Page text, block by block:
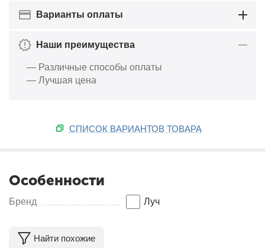
Варианты оплаты
Наши преимущества
— Различные способы оплаты
— Лучшая цена
СПИСОК ВАРИАНТОВ ТОВАРА
Особенности
Бренд Луч
Найти похожие